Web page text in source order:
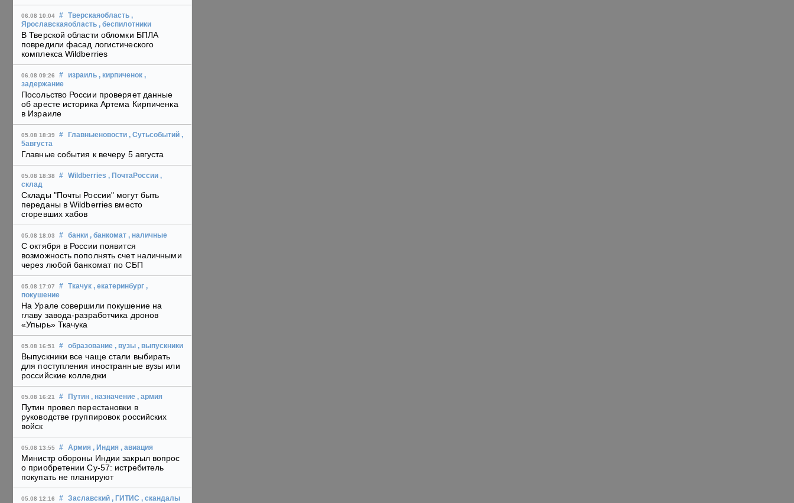
06.08 10:04 # Тверскаяобласть ,
Ярославскаяобласть , беспилотники
В Тверской области обломки БПЛА
повредили фасад логистического
комплекса Wildberries
06.08 09:26 # израиль , кирпиченок ,
задержание
Посольство России проверяет данные
об аресте историка Артема Кирпиченка
в Израиле
05.08 18:39 # Главныеновости , Сутьсобытий ,
5августа
Главные события к вечеру 5 августа
05.08 18:38 # Wildberries , ПочтаРоссии ,
склад
Склады "Почты России" могут быть
переданы в Wildberries вместо
сгоревших хабов
05.08 18:03 # банки , банкомат , наличные
С октября в России появится
возможность пополнять счет наличными
через любой банкомат по СБП
05.08 17:07 # Ткачук , екатеринбург ,
покушение
На Урале совершили покушение на
главу завода-разработчика дронов
«Упырь» Ткачука
05.08 16:51 # образование , вузы , выпускники
Выпускники все чаще стали выбирать
для поступления иностранные вузы или
российские колледжи
05.08 16:21 # Путин , назначение , армия
Путин провел перестановки в
руководстве группировок российских
войск
05.08 13:55 # Армия , Индия , авиация
Министр обороны Индии закрыл вопрос
о приобретении Су-57: истребитель
покупать не планируют
05.08 12:16 # Заславский , ГИТИС , скандалы